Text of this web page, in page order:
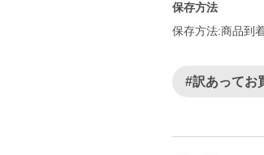
保存方法
保存方法:商品到
#訳あってお